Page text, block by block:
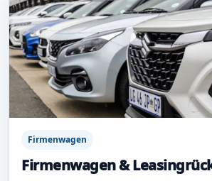
Firmenwagen
Firmenwagen &